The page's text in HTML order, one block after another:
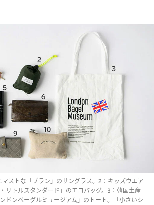
マストな「ブラン」のサングラス。2：キッズウエア
リトルスタンダード」のエコバッグ。3：韓国土産
ドンベーグルミュージアム」のトート。「小さいシ